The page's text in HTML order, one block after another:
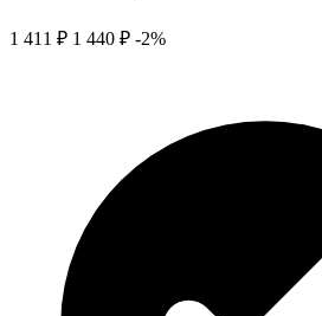
1 411 ₽ 1 440 ₽ -2%